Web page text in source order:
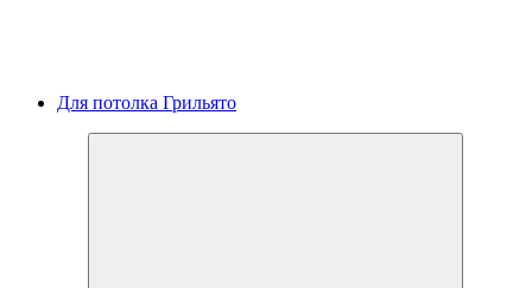
Для потолка Грильято